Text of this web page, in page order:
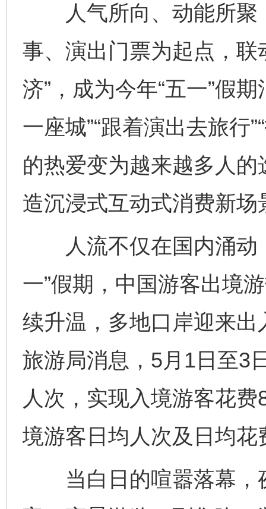
人气所向、动能所聚
事、演出门票为起点，联
济”，成为今年“五一”假
一座城”“跟着演出去旅行
的热爱变为越来越多人
造沉浸式互动式消费新
人流不仅在国内涌动
一”假期，中国游客出境
续升温，多地口岸迎来
旅游局消息，5月1日至3
人次，实现入境游客花
境游客日均人次及日均
当白日的喧嚣落幕，